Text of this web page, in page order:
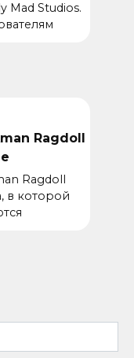
Mad Studios.
Ragdoll
Ragdoll
в которой